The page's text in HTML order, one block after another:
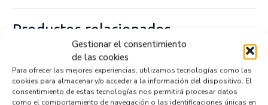
Gestionar el consentimiento
de las cookies
Para ofrecer las mejores experiencias, utilizamos tecnologías como las
cookies para almacenar y/o acceder a la información del dispositivo. El
consentimiento de estas tecnologías nos permitirá procesar datos
como el comportamiento de navegación o las identificaciones únicas en
Productos relacionados
FARO DERECHO 5FJ941008
Recambios SEAT TARRACO (KN2)
Referencia ID: 126340